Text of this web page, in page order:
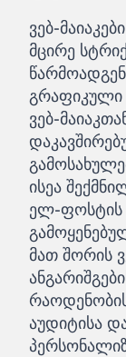
ვებ-
მცირე
გრაფიკული
ვებ-
ისეა
ელ-ფოსტის
მათ შორის
აუდიტისა